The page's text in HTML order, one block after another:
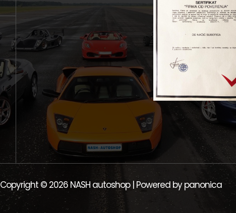
Copyright © 2026 NASH autoshop | Powered by panonica